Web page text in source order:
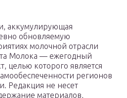
аккумулирующая
обновляемую
молочной отрасли
Молока — ежегодный
целью которого является
регионов
Редакция не несет
материалов,